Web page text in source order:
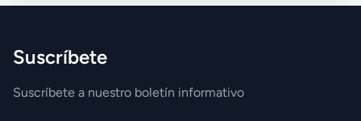
Suscríbete
Suscríbete a nuestro boletín informativo